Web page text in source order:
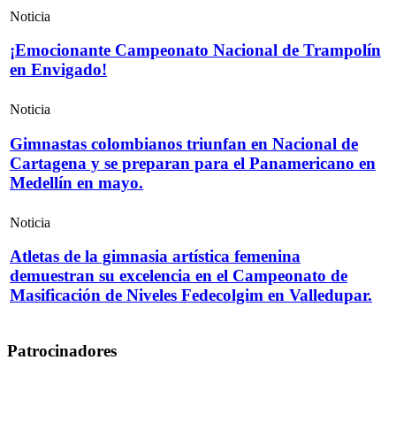
Noticia
¡Emocionante Campeonato Nacional de Trampolín
en Envigado!
Noticia
Gimnastas colombianos triunfan en Nacional de
Cartagena y se preparan para el Panamericano en
Medellín en mayo.
Noticia
Atletas de la gimnasia artística femenina
demuestran su excelencia en el Campeonato de
Masificación de Niveles Fedecolgim en Valledupar.
Patrocinadores